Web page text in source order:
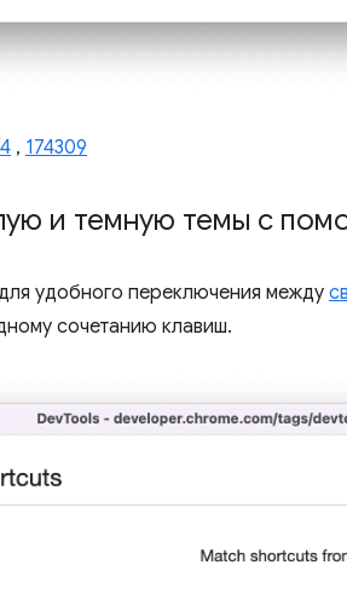
, 174309
и темную темы с
удобного переключения между
сочетанию клавиш.